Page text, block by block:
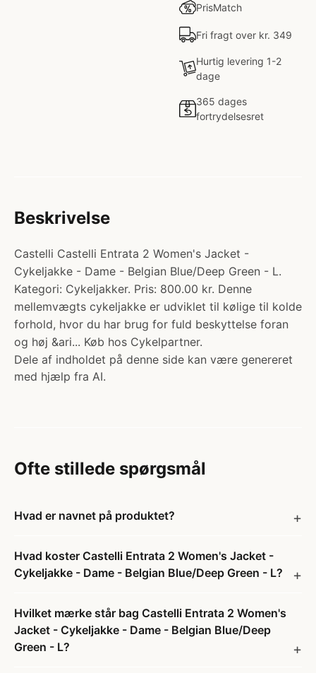
PrisMatch
Fri fragt over kr. 349
Hurtig levering 1-2
dage
365 dages
fortrydelsesret
Beskrivelse
Castelli Castelli Entrata 2 Women's Jacket -
Cykeljakke - Dame - Belgian Blue/Deep Green - L.
Kategori: Cykeljakker. Pris: 800.00 kr. Denne
mellemvægts cykeljakke er udviklet til kølige til kolde
forhold, hvor du har brug for fuld beskyttelse foran
og høj &ari... Køb hos Cykelpartner.
Dele af indholdet på denne side kan være genereret
med hjælp fra AI.
Ofte stillede spørgsmål
Hvad er navnet på produktet?
Hvad koster Castelli Entrata 2 Women's Jacket -
Cykeljakke - Dame - Belgian Blue/Deep Green - L?
Hvilket mærke står bag Castelli Entrata 2 Women's
Jacket - Cykeljakke - Dame - Belgian Blue/Deep
Green - L?